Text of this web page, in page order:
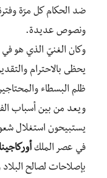
ضد الحكام كل مرّة
ونصوص عديدة.
وكان الغنيّ الذي هو
يحظى بالاحترام
ظلم البسطاء
ويعد من بين أسباب
يستبيحون استغلال
في عصر الملك
بإصلاحات لصالح